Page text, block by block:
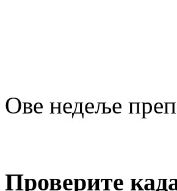
Ове недеље
Проверите